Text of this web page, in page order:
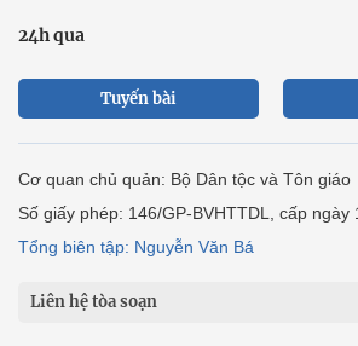
24h qua
Tuyến bài
Cơ quan chủ quản: Bộ Dân tộc và Tôn giáo
Số giấy phép: 146/GP-BVHTTDL, cấp ngày
Tổng biên tập: Nguyễn Văn Bá
Liên hệ tòa soạn